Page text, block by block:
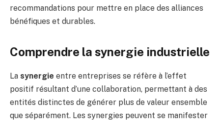
recommandations pour mettre en place des alliances
bénéfiques et durables.
Comprendre la synergie industrielle
La synergie entre entreprises se réfère à l’effet
positif résultant d’une collaboration, permettant à des
entités distinctes de générer plus de valeur ensemble
que séparément. Les synergies peuvent se manifester